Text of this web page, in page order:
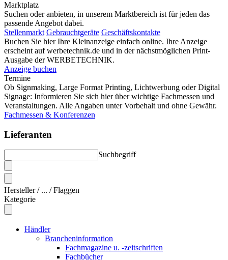
Marktplatz
Suchen oder anbieten, in unserem Marktbereich ist für jeden das
passende Angebot dabei.
Stellenmarkt Gebrauchtgeräte Geschäftskontakte
Buchen Sie hier Ihre Kleinanzeige einfach online. Ihre Anzeige
erscheint auf werbetechnik.de und in der nächstmöglichen Print-
Ausgabe der WERBETECHNIK.
Anzeige buchen
Termine
Ob Signmaking, Large Format Printing, Lichtwerbung oder Digital
Signage: Informieren Sie sich hier über wichtige Fachmessen und
Veranstaltungen. Alle Angaben unter Vorbehalt und ohne Gewähr.
Fachmessen & Konferenzen
Lieferanten
Suchbegriff
Hersteller / ... / Flaggen
Kategorie
Händler
Brancheninformation
Fachmagazine u. -zeitschriften
Fachbücher